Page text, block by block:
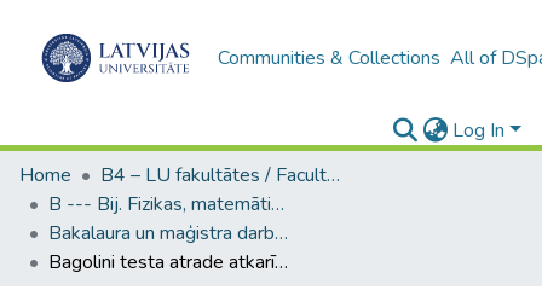
Communities & Collections All of
Log In
Home
B4 – LU fakultātes / Faculties of the UL
B --- Bij. Fizikas, matemātikas un optometrijas fakultātes studentu noslēguma darbi / Faculty of Physics, Mathematics and Optometry - Graduate works
Bakalaura un maģistra darbi (FMOF) / Bachelor's and Master's theses
Bagolini testa atrade atkarībā no izmantojamā gaismas avota